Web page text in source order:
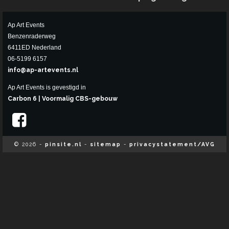
Ap Art Events
Benzenraderweg
6411ED Nederland
06-5199 6157
info@ap-artevents.nl
Ap Art Events is gevestigd in
Carbon 6 | Voormalig CBS-gebouw
© 2026 - pinsite.nl - sitemap - privacystatement/AVG